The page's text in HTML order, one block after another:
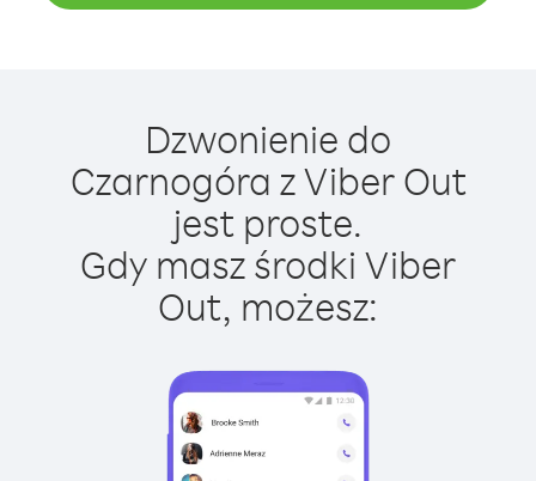
Dzwonienie do
Czarnogóra z Viber Out
jest proste.
Gdy masz środki Viber
Out, możesz: